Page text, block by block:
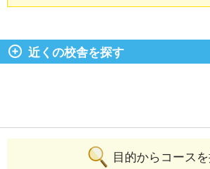
近くの校舎を探す
目的からコース